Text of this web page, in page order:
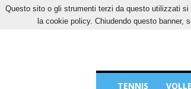
GIOVEDÌ, 6 AGOSTO 2026
TENNIS
Questo sito o gli strumenti terzi da questo utilizzati
la cookie policy. Chiudendo questo